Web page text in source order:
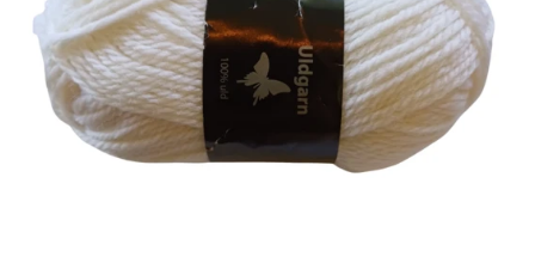
Stof til broderi
Hårpleje
Hudpleje
Tilbehør
Hanke - restparti
Strikketid